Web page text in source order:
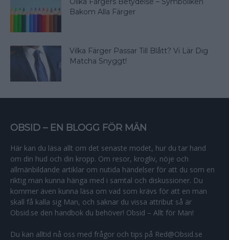
Bakom Alla Färger
Vilka Färger Passar Till Blått? Vi Lär Dig
Matcha Snyggt!
OBSID – EN BLOGG FÖR MÄN
Här kan du läsa allt om det senaste modet, hur du tar hand
om din hud och din kropp. Om resor, krogliv, nöje och
allmänbildande artiklar om nutida händelser för att du som en
riktig man kunna hänga med i samtal och diskussioner. Du
kommer även kunna läsa om vad som krävs för att en man
skall få kalla sig Man, och saknar du vissa attribut så är
Obsid.se den handbok du behöver! Obsid – Allt för Män!
Du kan alltid nå oss med frågor och tips på Red@Obsid.se